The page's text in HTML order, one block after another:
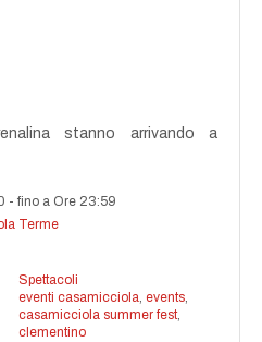
stanno arrivando a
-fino a Ore 23:59
Terme
Spettacoli
eventi casamicciola, events,
casamicciola summer fest,
clementino